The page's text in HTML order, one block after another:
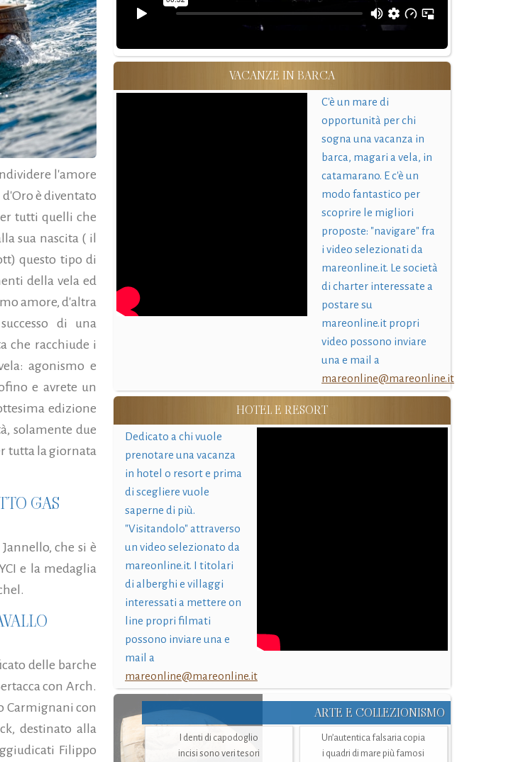
l'amore
d'Oro è diventato
tutti quelli che
sua nascita ( il
questo tipo di
della vela ed
amore, d'altra
di una
che racchiude i
agonismo e
e avrete un
edizione
solamente due
tutta la giornata
GAS
che si è
e la medaglia
delle barche
con Arch.
Carmignani con
destinato alla
Filippo
VACANZE IN BARCA
C'è un mare di
opportunità per chi
sogna una vacanza in
barca, magari a vela, in
catamarano. E c'è un
modo fantastico per
scoprire le migliori
proposte: "navigare" fra
i video selezionati da
mareonline.it. Le società
di charter interessate a
postare su
mareonline.it propri
video possono inviare
una e mail a
mareonline@mareonline.it
HOTEL E RESORT
Dedicato a chi vuole
prenotare una vacanza
in hotel o resort e prima
di scegliere vuole
saperne di più.
"Visitandolo" attraverso
un video selezionato da
mareonline.it. I titolari
di alberghi e villaggi
interessati a mettere on
line propri filmati
possono inviare una e
mail a
mareonline@mareonline.it
ARTE E COLLEZIONISMO
I denti di capodoglio
incisi sono veri tesori
Un’autentica falsaria copia
i quadri di mare più famosi